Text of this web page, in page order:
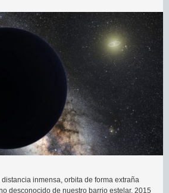
inmensa, orbita de forma extraña
desconocido de nuestro barrio estelar, 2015